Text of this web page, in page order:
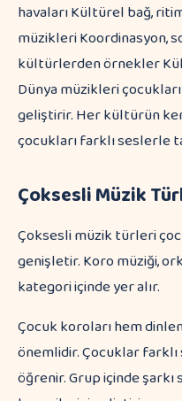
havaları Kültürel bağ,
müzikleri Koordinasyon,
kültürlerden örnekler
Dünya müzikleri
geliştirir. Her kültürün
çocukları farklı seslerle
Çoksesli Müzik
Çoksesli müzik türleri
genişletir. Koro müziği,
kategori içinde yer alır.
Çocuk koroları hem
önemlidir. Çocuklar
öğrenir. Grup içinde